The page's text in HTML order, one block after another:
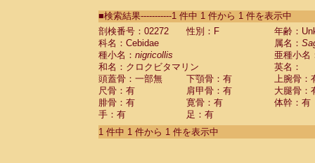
CebidaeSaguinus labiatus(0)
Cebidae Saguinus leucopus (0)
Cebidae
CebidaeSaguinus mystax
CebidaeSaguinus nigricollis (1)
Cebidae Saguinus oedipus
Cebidae Saguinus weddelli
Cebidae Saguinusspp.
Cebidae Aotus trivirgatus
Cebidae Cebus albifrons
■検索結果-----------1 件中 1 件から 1 件を表示中
剖検番号：02272
性別：F
年齢：
科名：Cebidae
属名：
種小名： nigricollis
亜種小名
和名：クロクビタマリン
英名：
頭蓋骨：一部無
下顎骨：有
上腕骨：
尺骨：有
肩甲骨：有
大腿骨：
腓骨：有
寛骨：有
体幹：有
手：有
足：有
1 件中 1 件から 1 件を表示中